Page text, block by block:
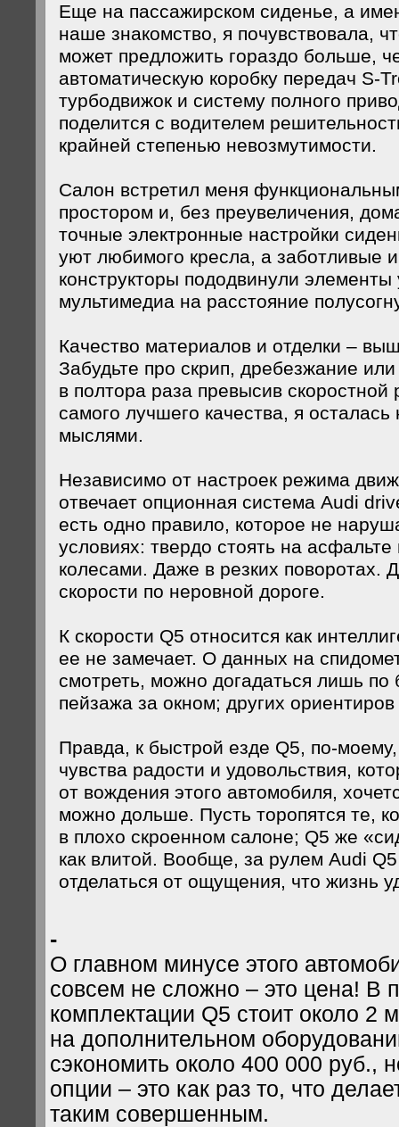
Еще на пассажирском сиденье, а
наше знакомство, я почувствовала,
может предложить гораздо больше,
автоматическую коробку передач S-
турбодвижок и систему полного
поделится с водителем
крайней степенью невозмутимости.
Салон встретил меня
простором и, без преувеличения,
точные электронные настройки
уют любимого кресла, а заботливые
конструкторы пододвинули элементы
мультимедиа на расстояние
Качество материалов и отделки –
Забудьте про скрип, дребезжание
в полтора раза превысив
самого лучшего качества, я
мыслями.
Независимо от настроек режима
отвечает опционная система Аudi
есть одно правило, которое не
условиях: твердо стоять на
колесами. Даже в резких поворотах.
скорости по неровной дороге.
К скорости Q5 относится как
ее не замечает. О данных на
смотреть, можно догадаться лишь
пейзажа за окном; других
Правда, к быстрой езде Q5, по-
чувства радости и удовольствия,
от вождения этого автомобиля,
можно дольше. Пусть торопятся те,
в плохо скроенном салоне; Q5 же
как влитой. Вообще, за рулем Audi
отделаться от ощущения, что жизнь
-
О главном минусе этого
совсем не сложно – это цена! В
комплектации Q5 стоит около 2
на дополнительном
сэкономить около 400 000 руб.,
опции – это как раз то, что
таким совершенным.